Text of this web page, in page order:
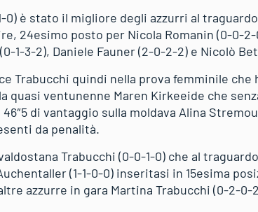
0) è stato il migliore degli azzurri al
24esimo posto per Nicola Romanin (0-0-
1-3-2), Daniele Fauner (2-0-2-2) e Nicolò
Trabucchi quindi nella prova femminile che
quasi ventunenne Maren Kirkeeide che
46″5 di vantaggio sulla moldava Alina
da penalità.
Trabucchi (0-0-1-0) che al
(1-1-0-0) inseritasi in 15esima
azzurre in gara Martina Trabucchi (0-2-0-